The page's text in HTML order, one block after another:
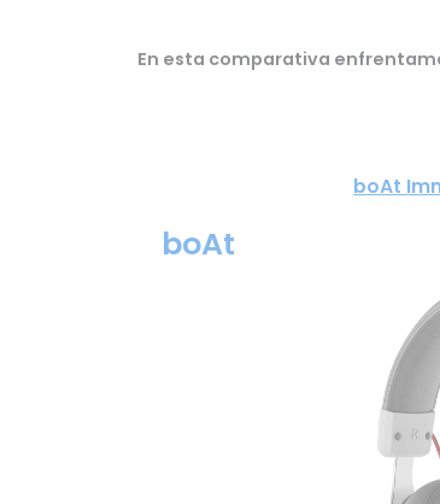
En esta comparativa
boAt
boAt